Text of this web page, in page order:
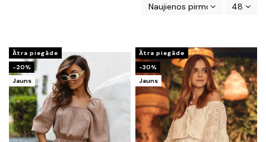
Naujienos pirmos 48
Ātra piegāde
-20%
Jauns
Ātra piegāde
-30%
Jauns